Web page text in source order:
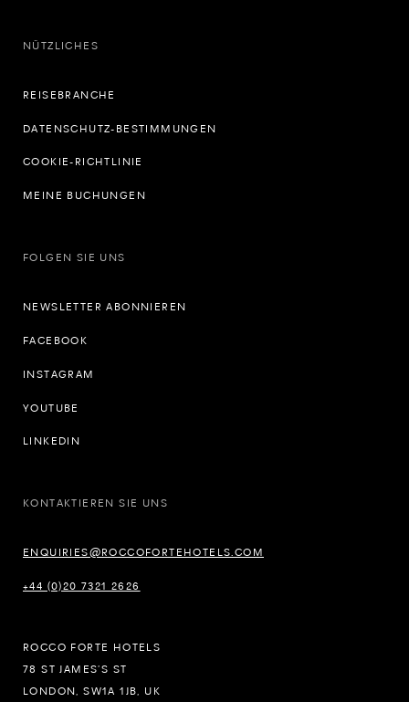
NÜTZLICHES
REISEBRANCHE
DATENSCHUTZ-BESTIMMUNGEN
COOKIE-RICHTLINIE
MEINE BUCHUNGEN
FOLGEN SIE UNS
NEWSLETTER ABONNIEREN
FACEBOOK
INSTAGRAM
YOUTUBE
LINKEDIN
KONTAKTIEREN SIE UNS
ENQUIRIES@ROCCOFORTEHOTELS.COM
+44 (0)20 7321 2626
ROCCO FORTE HOTELS
78 ST JAMES’S ST
LONDON, SW1A 1JB, UK